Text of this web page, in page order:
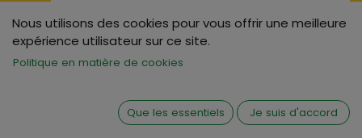
prévision de l'hiver.>BeeElixir
commercial, Irlande
Nous utilisons des cookies pour vous offrir une meilleure
expérience utilisateur sur ce site.
Politique en matière de cookies
Que les essentiels Je suis d'accord